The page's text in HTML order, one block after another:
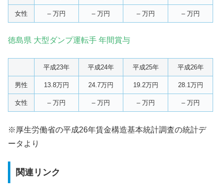
女性 – 万円 – 万円 – 万円 – 万円
徳島県 大型ダンプ運転手 年間賞与
平成23年 平成24年 平成25年 平成26年
男性 13.8万円 24.7万円 19.2万円 28.1万円
女性 – 万円 – 万円 – 万円 – 万円
※厚生労働省の平成26年賃金構造基本統計調査の統計デ
ータより
関連リンク